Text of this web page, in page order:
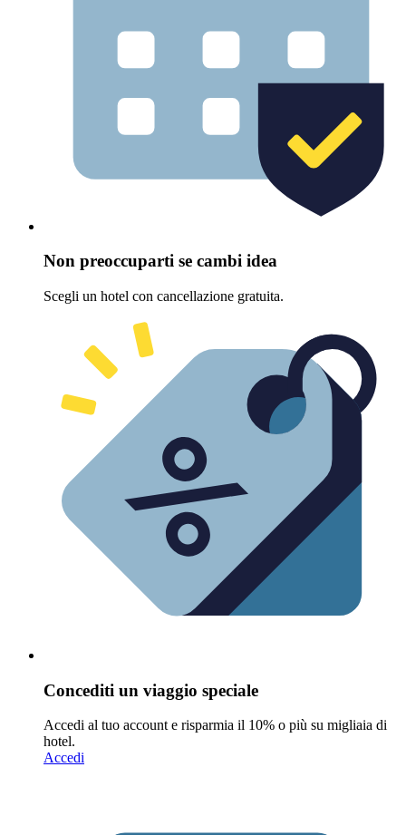
Non preoccuparti se cambi idea
Scegli un hotel con cancellazione gratuita.
Concediti un viaggio speciale
Accedi al tuo account e risparmia il 10% o più su migliaia di
hotel.
Accedi